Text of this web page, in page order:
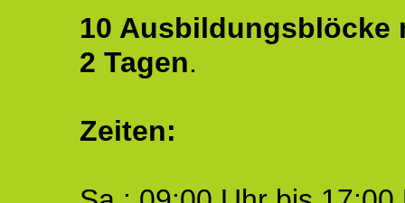
10 Ausbildungsblöcke
2 Tagen.
Zeiten: